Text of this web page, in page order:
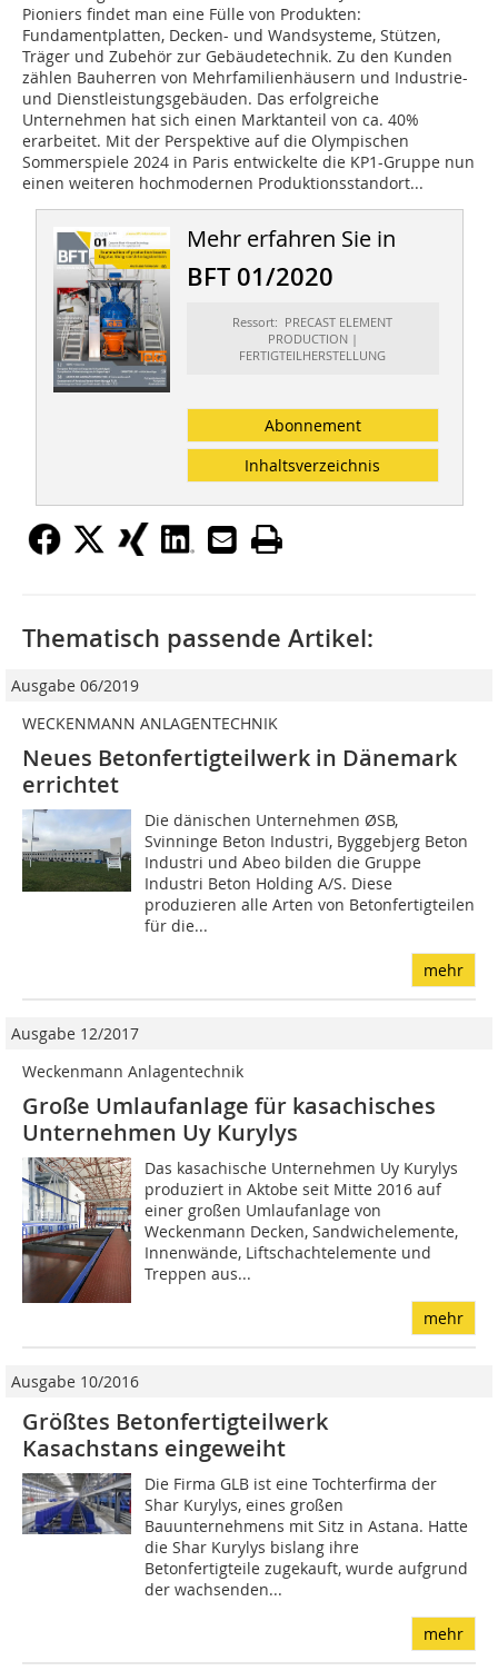
Pioniers findet man eine Fülle von Produkten:
Fundamentplatten, Decken- und Wandsysteme, Stützen,
Träger und Zubehör zur Gebäudetechnik. Zu den Kunden
zählen Bauherren von Mehrfamilienhäusern und Industrie-
und Dienstleistungsgebäuden. Das erfolgreiche
Unternehmen hat sich einen Marktanteil von ca. 40%
erarbeitet. Mit der Perspektive auf die Olympischen
Sommerspiele 2024 in Paris entwickelte die KP1-Gruppe nun
einen weiteren hochmodernen Produktionsstandort...
Mehr erfahren Sie in
BFT 01/2020
Ressort: PRECAST ELEMENT
PRODUCTION |
FERTIGTEILHERSTELLUNG
Abonnement
Inhaltsverzeichnis
Thematisch passende Artikel:
Ausgabe 06/2019
WECKENMANN ANLAGENTECHNIK
Neues Betonfertigteilwerk in Dänemark
errichtet
Die dänischen Unternehmen ØSB,
Svinninge Beton Industri, Byggebjerg Beton
Industri und Abeo bilden die Gruppe
Industri Beton Holding A/S. Diese
produzieren alle Arten von Betonfertigteilen
für die...
mehr
Ausgabe 12/2017
Weckenmann Anlagentechnik
Große Umlaufanlage für kasachisches
Unternehmen Uy Kurylys
Das kasachische Unternehmen Uy Kurylys
produziert in Aktobe seit Mitte 2016 auf
einer großen Umlaufanlage von
Weckenmann Decken, Sandwichelemente,
Innenwände, Liftschachtelemente und
Treppen aus...
mehr
Ausgabe 10/2016
Größtes Betonfertigteilwerk
Kasachstans ­eingeweiht
Die Firma GLB ist eine Tochterfirma der
Shar Kurylys, eines großen
Bauunternehmens mit Sitz in Astana. Hatte
die Shar Kurylys bislang ihre
Betonfertigteile zugekauft, wurde aufgrund
der wachsenden...
mehr